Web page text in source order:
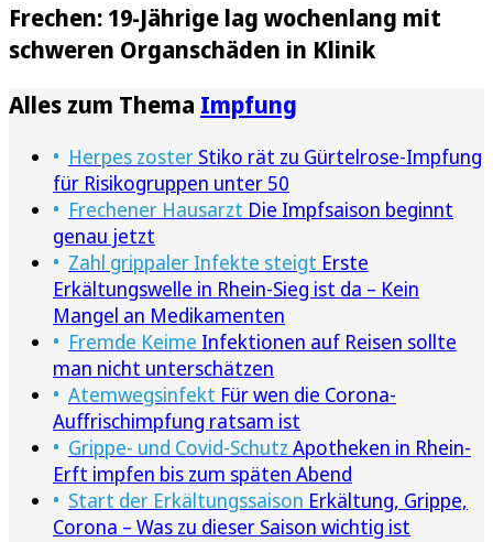
Frechen: 19-Jährige lag wochenlang mit
schweren Organschäden in Klinik
Alles zum Thema Impfung
Herpes zoster Stiko rät zu Gürtelrose-Impfung
für Risikogruppen unter 50
Frechener Hausarzt Die Impfsaison beginnt
genau jetzt
Zahl grippaler Infekte steigt Erste
Erkältungswelle in Rhein-Sieg ist da – Kein
Mangel an Medikamenten
Fremde Keime Infektionen auf Reisen sollte
man nicht unterschätzen
Atemwegsinfekt Für wen die Corona-
Auffrischimpfung ratsam ist
Grippe- und Covid-Schutz Apotheken in Rhein-
Erft impfen bis zum späten Abend
Start der Erkältungssaison Erkältung, Grippe,
Corona – Was zu dieser Saison wichtig ist